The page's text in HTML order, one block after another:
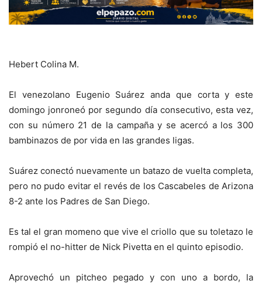
Hebert Colina M.
El venezolano Eugenio Suárez anda que corta y este
domingo jonroneó por segundo día consecutivo, esta vez,
con su número 21 de la campaña y se acercó a los 300
bambinazos de por vida en las grandes ligas.
Suárez conectó nuevamente un batazo de vuelta completa,
pero no pudo evitar el revés de los Cascabeles de Arizona
8-2 ante los Padres de San Diego.
Es tal el gran momeno que vive el criollo que su toletazo le
rompió el no-hitter de Nick Pivetta en el quinto episodio.
Aprovechó un pitcheo pegado y con uno a bordo, la